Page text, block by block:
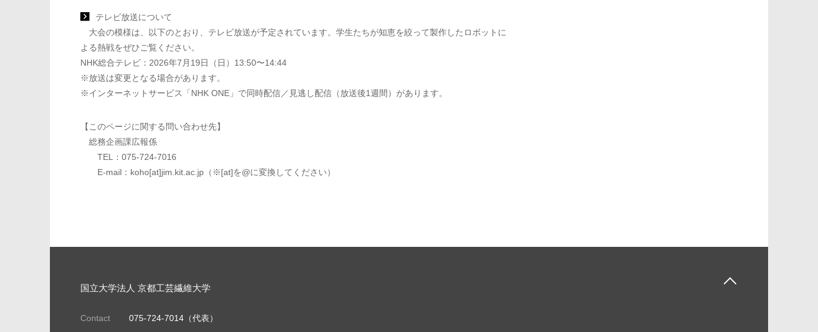
テレビ放送について
大会の模様は、以下のとおり、テレビ放送が予定されています。学生たちが知恵を絞って製作したロボットに
よる熱戦をぜひご覧ください。
NHK総合テレビ：2026年7月19日（日）13:50〜14:44
※放送は変更となる場合があります。
※インターネットサービス「NHK ONE」で同時配信／見逃し配信（放送後1週間）があります。
【このページに関する問い合わせ先】
総務企画課広報係
TEL：075-724-7016
E-mail：koho[at]jim.kit.ac.jp（※[at]を@に変換してください）
国立大学法人 京都工芸繊維大学
Contact 075-724-7014（代表）